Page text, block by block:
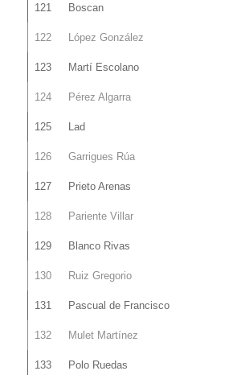
121 Boscan
122 López González
123 Martí Escolano
124 Pérez Algarra
125 Lad
126 Garrigues Rúa
127 Prieto Arenas
128 Pariente Villar
129 Blanco Rivas
130 Ruiz Gregorio
131 Pascual de Francisco
132 Mulet Martínez
133 Polo Ruedas